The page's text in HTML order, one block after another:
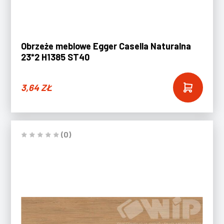
Obrzeże meblowe Egger Casella Naturalna
23*2 H1385 ST40
3,64ZŁ
(0)